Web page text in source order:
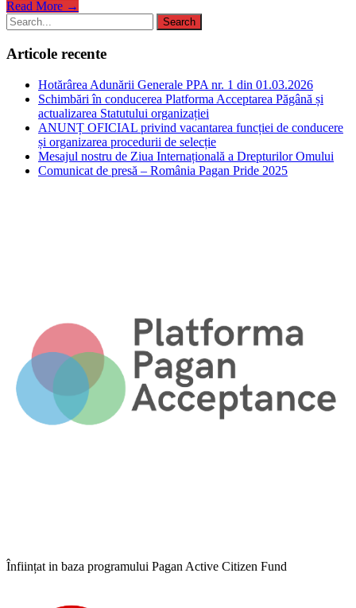
Read More →
Articole recente
Hotărârea Adunării Generale PPA nr. 1 din 01.03.2026
Schimbări în conducerea Platforma Acceptarea Păgână și
actualizarea Statutului organizației
ANUNȚ OFICIAL privind vacantarea funcției de conducere
și organizarea procedurii de selecție
Mesajul nostru de Ziua Internațională a Drepturilor Omului
Comunicat de presă – România Pagan Pride 2025
Înființat in baza programului Pagan Active Citizen Fund